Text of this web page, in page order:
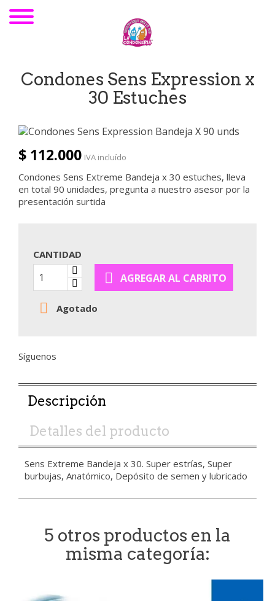
Condones Sens Expression x
30 Estuches
$ 112.000 IVA incluído
Condones Sens Extreme Bandeja x 30 estuches, lleva
en total 90 unidades, pregunta a nuestro asesor por la
presentación surtida
CANTIDAD
 AGREGAR AL CARRITO
 Agotado
Síguenos
Descripción
Detalles del producto
Sens Extreme Bandeja x 30. Super estrías, Super
burbujas, Anatómico, Depósito de semen y lubricado
5 otros productos en la
misma categoría: